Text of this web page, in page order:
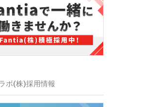
ボ(株)採用情報